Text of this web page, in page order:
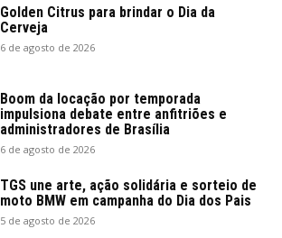
Golden Citrus para brindar o Dia da
Cerveja
6 de agosto de 2026
Boom da locação por temporada
impulsiona debate entre anfitriões e
administradores de Brasília
6 de agosto de 2026
TGS une arte, ação solidária e sorteio de
moto BMW em campanha do Dia dos Pais
5 de agosto de 2026